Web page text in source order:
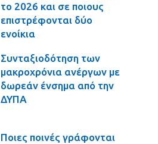
το 2026 και σε ποιους
επιστρέφονται δύο
ενοίκια
Συνταξιοδότηση των
μακροχρόνια ανέργων με
δωρεάν ένσημα από την
ΔΥΠΑ
Ποιες ποινές γράφονται